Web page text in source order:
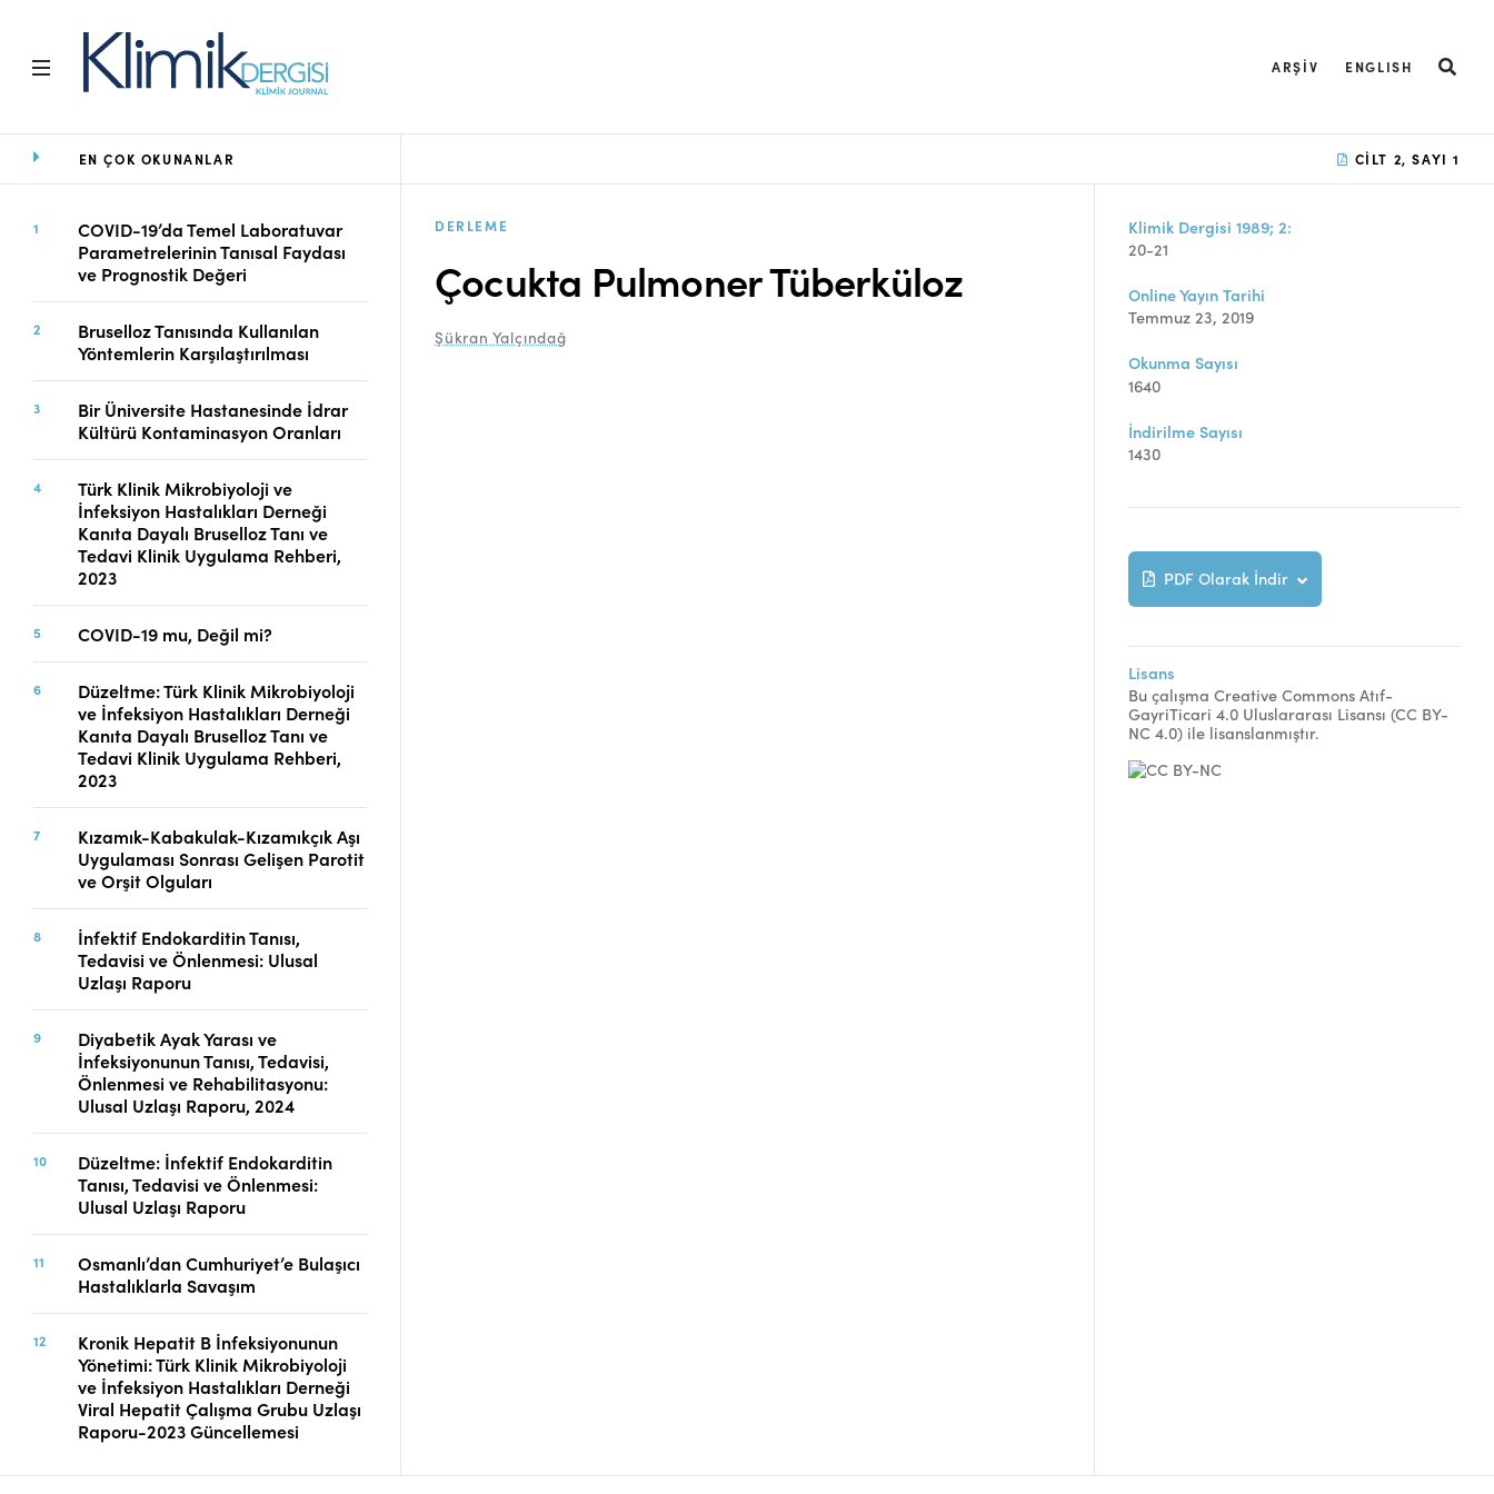
ARŞIV ENGLISH
Ana Sayfa
Amaç ve Kapsam
Açık Erişim İlkesi
Yayın Kurulu
Editoryal Süreç
Danışmanlık Süreci
Yazarlara Bilgi
Online Makale
Gönderimi
Dizinler
Telif Hakları
İletişim
FACEBOOK TWITTER
EN ÇOK OKUNANLAR
COVID-19’da Temel Laboratuvar
Parametrelerinin Tanısal Faydası
ve Prognostik Değeri
Bruselloz Tanısında Kullanılan
Yöntemlerin Karşılaştırılması
Bir Üniversite Hastanesinde İdrar
Kültürü Kontaminasyon Oranları
Türk Klinik Mikrobiyoloji ve
İnfeksiyon Hastalıkları Derneği
Kanıta Dayalı Bruselloz Tanı ve
Tedavi Klinik Uygulama Rehberi,
2023
COVID-19 mu, Değil mi?
Düzeltme: Türk Klinik Mikrobiyoloji
ve İnfeksiyon Hastalıkları Derneği
Kanıta Dayalı Bruselloz Tanı ve
Tedavi Klinik Uygulama Rehberi,
2023
Kızamık-Kabakulak-Kızamıkçık Aşı
Uygulaması Sonrası Gelişen Parotit
ve Orşit Olguları
İnfektif Endokarditin Tanısı,
Tedavisi ve Önlenmesi: Ulusal
Uzlaşı Raporu
Diyabetik Ayak Yarası ve
İnfeksiyonunun Tanısı, Tedavisi,
Önlenmesi ve Rehabilitasyonu:
Ulusal Uzlaşı Raporu, 2024
Düzeltme: İnfektif Endokarditin
Tanısı, Tedavisi ve Önlenmesi:
Ulusal Uzlaşı Raporu
Osmanlı’dan Cumhuriyet’e Bulaşıcı
Hastalıklarla Savaşım
Kronik Hepatit B İnfeksiyonunun
Yönetimi: Türk Klinik Mikrobiyoloji
ve İnfeksiyon Hastalıkları Derneği
Viral Hepatit Çalışma Grubu Uzlaşı
Raporu-2023 Güncellemesi
CILT 2, SAYI 1
DERLEME
Çocukta Pulmoner Tüberküloz
Şükran Yalçındağ
Klimik Dergisi 1989; 2:
20-21
Online Yayın Tarihi
Temmuz 23, 2019
Okunma Sayısı
1640
İndirilme Sayısı
1430
PDF Olarak İndir
Lisans
Bu çalışma Creative Commons Atıf-
GayriTicari 4.0 Uluslararası Lisansı (CC BY-
NC 4.0) ile lisanslanmıştır.